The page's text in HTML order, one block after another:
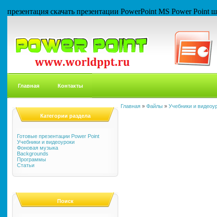
презентация скачать презентации PowerPoint MS Power
Главная Контакты
Категории раздела
Готовые презентации Power Point
Учебники и видеоуроки
Фоновая музыка
Backgrounds
Программы
Статьи
Поиск
Главная » Файлы » Учебники и